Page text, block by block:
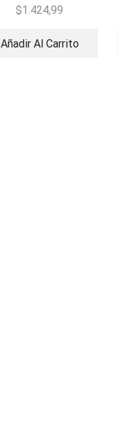
Cuerdas
$1.424,99
Añadir Al Carrito